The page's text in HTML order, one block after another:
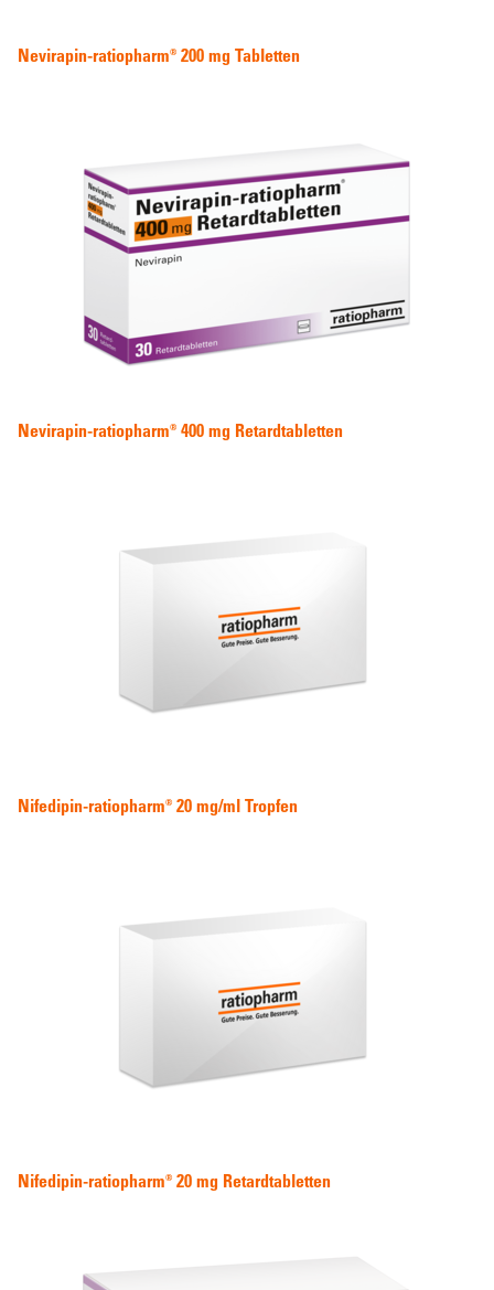
Nevirapin-ratiopharm® 200 mg Tabletten
Nevirapin-ratiopharm® 400 mg Retardtabletten
Nifedipin-ratiopharm® 20 mg/ml Tropfen
Nifedipin-ratiopharm® 20 mg Retardtabletten